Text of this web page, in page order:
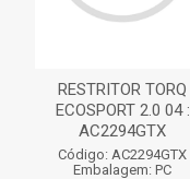
RESTRITOR TORQ
ECOSPORT 2.0 04 :
AC2294GTX
Código: AC2294GTX
Embalagem: PC